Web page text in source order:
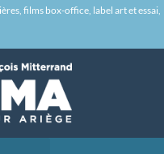
films box-office, label art et essai,